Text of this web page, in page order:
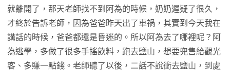
就離開了，那天老師找不到阿為的時候，奶奶遲疑了很久，
才終於告訴老師，因為爸爸昨天出了車禍，其實到今天我在
講話的時候，爸爸都還是昏迷的。所以阿為去了哪裡呢？阿
為逃學，多做了很多手搖飲料，跑去鹽山，想要兜售給觀光
客、多賺一點錢。老師聽了以後，二話不說衝去鹽山，到處